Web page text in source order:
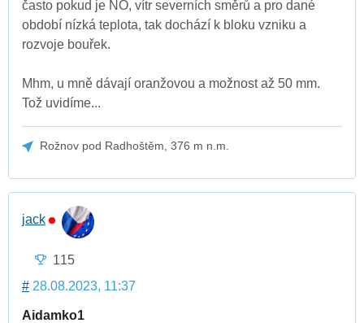
často pokud je NO, vítr severních směrů a pro dané
období nízká teplota, tak dochází k bloku vzniku a
rozvoje bouřek.
Mhm, u mně dávají oranžovou a možnost až 50 mm.
Tož uvidíme...
Rožnov pod Radhoštěm, 376 m n.m.
jack
115
# 28.08.2023, 11:37
Aidamko1